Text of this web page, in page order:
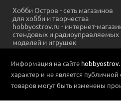
Хобби Остров - сеть магазинов
для хобби и творчества
hobbyostrov.ru - интернет-
стендовых и радиоуправляемых
моделей и игрушек
Информация на сайте
характер и не является
товаров могут быть изменены